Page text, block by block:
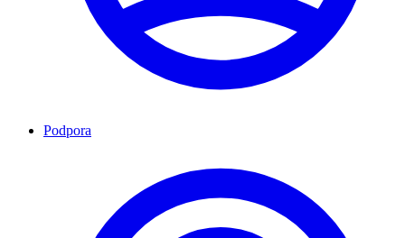
Podpora